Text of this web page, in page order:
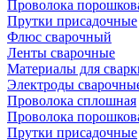
Проволока
Прутки присадочные
Флюс сварочный
Ленты сварочные
Материалы для
Электроды
Проволока сплошная
Проволока
Прутки присадочные